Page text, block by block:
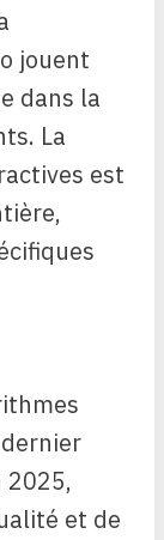
jouent
dans la
La
est
2025,
et de